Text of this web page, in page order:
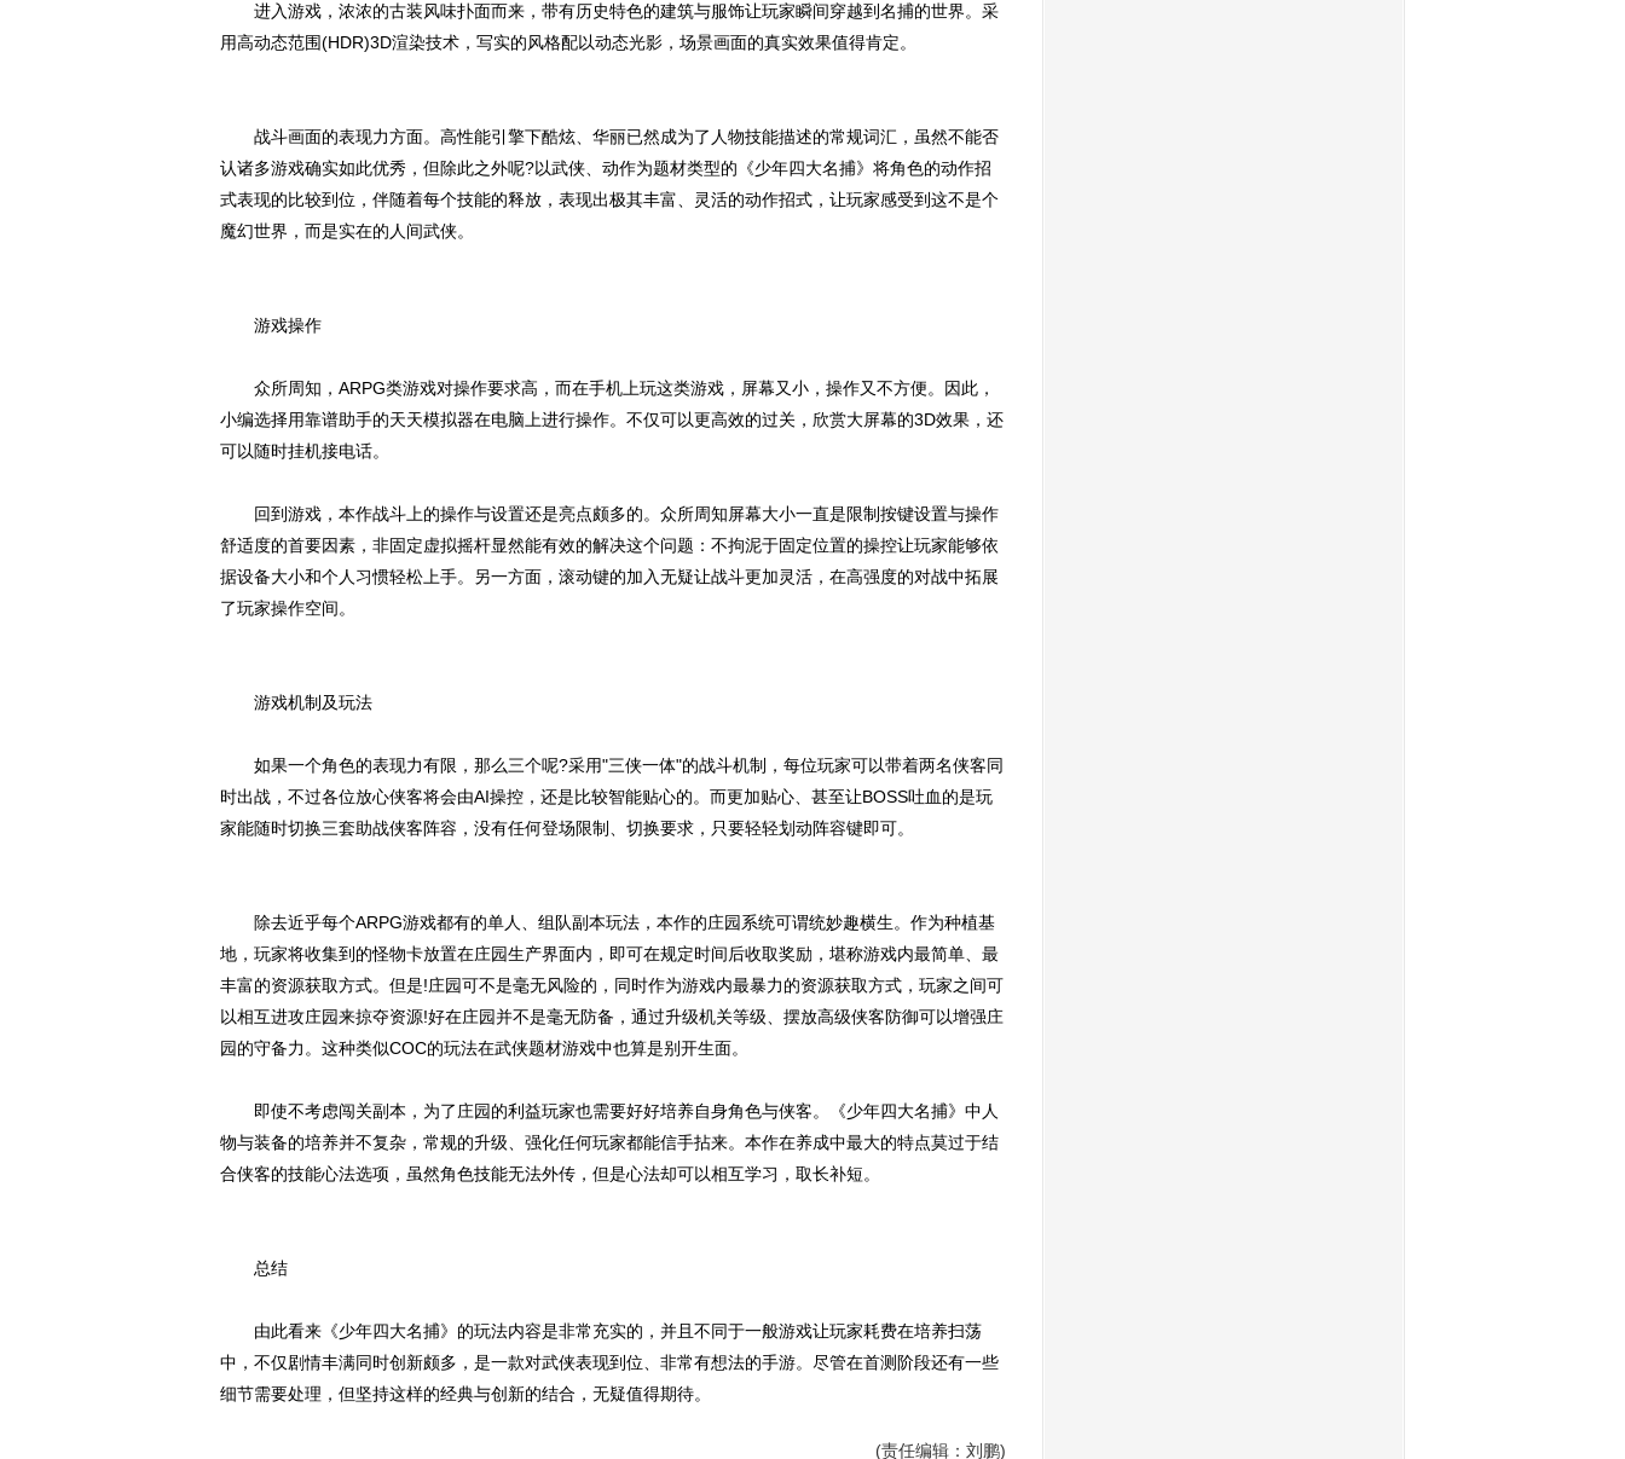
进入游戏，浓浓的古装风味扑面而来，带有历史特色的建筑与服饰让玩家瞬间穿越到名捕的世界。采
用高动态范围(HDR)3D渲染技术，写实的风格配以动态光影，场景画面的真实效果值得肯定。
战斗画面的表现力方面。高性能引擎下酷炫、华丽已然成为了人物技能描述的常规词汇，虽然不能否
认诸多游戏确实如此优秀，但除此之外呢?以武侠、动作为题材类型的《少年四大名捕》将角色的动作招
式表现的比较到位，伴随着每个技能的释放，表现出极其丰富、灵活的动作招式，让玩家感受到这不是个
魔幻世界，而是实在的人间武侠。
游戏操作
众所周知，ARPG类游戏对操作要求高，而在手机上玩这类游戏，屏幕又小，操作又不方便。因此，
小编选择用靠谱助手的天天模拟器在电脑上进行操作。不仅可以更高效的过关，欣赏大屏幕的3D效果，还
可以随时挂机接电话。
回到游戏，本作战斗上的操作与设置还是亮点颇多的。众所周知屏幕大小一直是限制按键设置与操作
舒适度的首要因素，非固定虚拟摇杆显然能有效的解决这个问题：不拘泥于固定位置的操控让玩家能够依
据设备大小和个人习惯轻松上手。另一方面，滚动键的加入无疑让战斗更加灵活，在高强度的对战中拓展
了玩家操作空间。
游戏机制及玩法
如果一个角色的表现力有限，那么三个呢?采用"三侠一体"的战斗机制，每位玩家可以带着两名侠客同
时出战，不过各位放心侠客将会由AI操控，还是比较智能贴心的。而更加贴心、甚至让BOSS吐血的是玩
家能随时切换三套助战侠客阵容，没有任何登场限制、切换要求，只要轻轻划动阵容键即可。
除去近乎每个ARPG游戏都有的单人、组队副本玩法，本作的庄园系统可谓统妙趣横生。作为种植基
地，玩家将收集到的怪物卡放置在庄园生产界面内，即可在规定时间后收取奖励，堪称游戏内最简单、最
丰富的资源获取方式。但是!庄园可不是毫无风险的，同时作为游戏内最暴力的资源获取方式，玩家之间可
以相互进攻庄园来掠夺资源!好在庄园并不是毫无防备，通过升级机关等级、摆放高级侠客防御可以增强庄
园的守备力。这种类似COC的玩法在武侠题材游戏中也算是别开生面。
即使不考虑闯关副本，为了庄园的利益玩家也需要好好培养自身角色与侠客。《少年四大名捕》中人
物与装备的培养并不复杂，常规的升级、强化任何玩家都能信手拈来。本作在养成中最大的特点莫过于结
合侠客的技能心法选项，虽然角色技能无法外传，但是心法却可以相互学习，取长补短。
总结
由此看来《少年四大名捕》的玩法内容是非常充实的，并且不同于一般游戏让玩家耗费在培养扫荡
中，不仅剧情丰满同时创新颇多，是一款对武侠表现到位、非常有想法的手游。尽管在首测阶段还有一些
细节需要处理，但坚持这样的经典与创新的结合，无疑值得期待。
(责任编辑：刘鹏)